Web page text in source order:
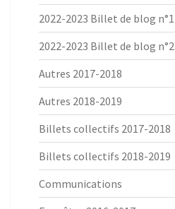
2022-2023 Billet de blog n°1
2022-2023 Billet de blog n°2
Autres 2017-2018
Autres 2018-2019
Billets collectifs 2017-2018
Billets collectifs 2018-2019
Communications